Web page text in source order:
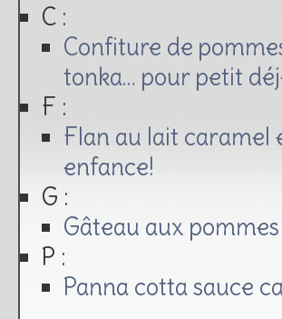
C :
Confiture de
tonka… pour petit
F :
Flan au lait caramel
enfance!
G :
Gâteau aux
P :
Panna cotta sauce